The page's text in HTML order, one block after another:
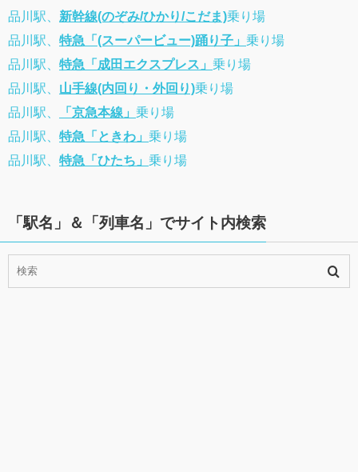
品川駅、 新幹線(のぞみ/ひかり/こだま)乗り場
品川駅、 特急「(スーパービュー)踊り子」 乗り場
品川駅、 特急「成田エクスプレス」 乗り場
品川駅、 山手線(内回り・外回り)乗り場
品川駅、
「京急本線」 乗り場
品川駅、 特急「ときわ」 乗り場
品川駅、 特急「ひたち」 乗り場
「駅名」＆「列車名」でサイト内検索